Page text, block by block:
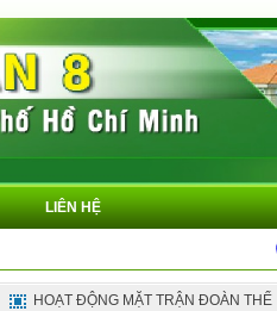
LIÊN HỆ
HOẠT ĐỘNG MẶT TRẬN ĐOÀN THỂ